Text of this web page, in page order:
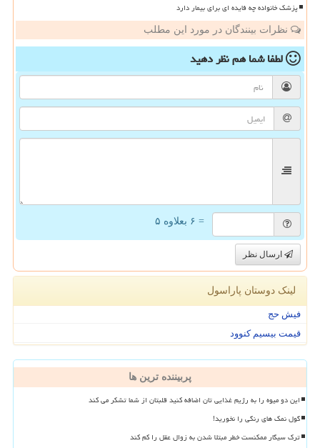
پزشک خانواده چه فایده ای برای بیمار دارد
نظرات بینندگان در مورد این مطلب
لطفا شما همنظر دهید
= ۶ بعلاوه ۵
ارسال نظر
لینک دوستان پاراسول
فیش حج
قیمت بیسیم کنوود
پربیننده ترین ها
این دو میوه را به رژیم غذایی تان اضافه کنید قلبتان از شما تشکر می کند
گول نمک های رنگی را نخورید!
ترک سیگار ممکنست خطر مبتلا شدن به زوال عقل را کم کند